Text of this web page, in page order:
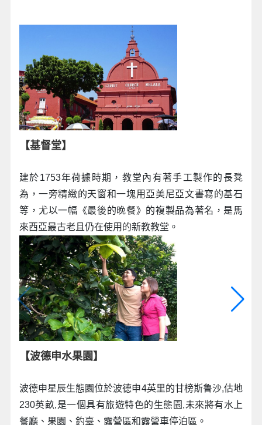
【基督堂】
建於1753年荷據時期，教堂內有著手工製作的長凳
為，一旁精緻的天窗和一塊用亞美尼亞文書寫的基石
等，尤以一幅《最後的晚餐》的複製品為著名，是馬
來西亞最古老且仍在使用的新教教堂。
【波德申水果園】
波德申星辰生態園位於波德申4英里的甘榜斯鲁沙,估地
230英畝,是一個具有旅遊特色的生態園,未來將有水上
餐廳、果園、釣臺、露營區和露營車停泊區。